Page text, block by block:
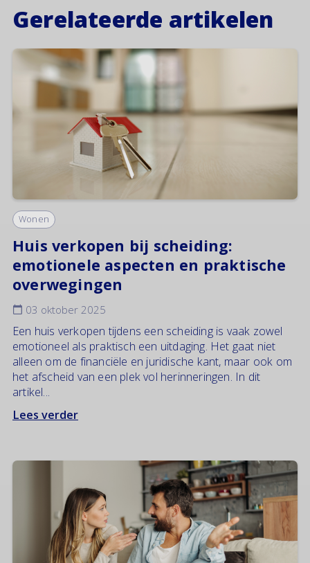
Gerelateerde artikelen
Wonen
Huis verkopen bij scheiding:
emotionele aspecten en praktische
overwegingen
03 oktober 2025
Een huis verkopen tijdens een scheiding is vaak zowel
emotioneel als praktisch een uitdaging. Het gaat niet
alleen om de financiële en juridische kant, maar ook om
het afscheid van een plek vol herinneringen. In dit
artikel...
Lees verder